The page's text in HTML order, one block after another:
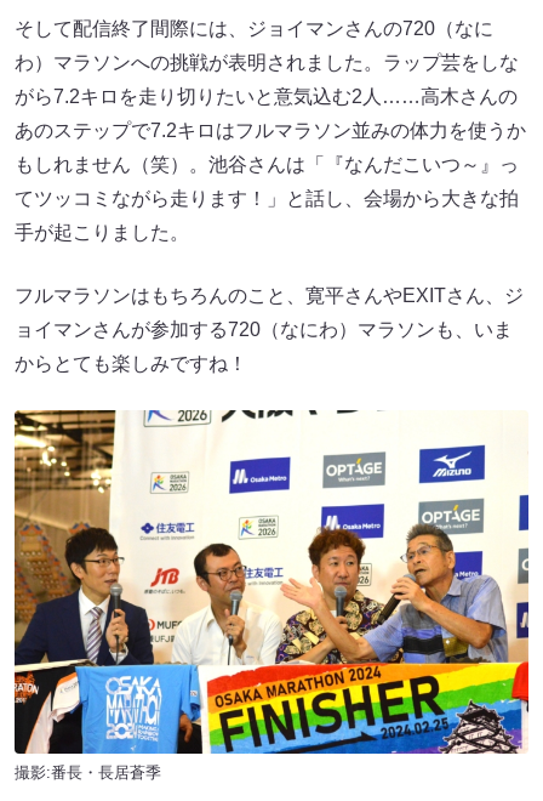
そして配信終了間際には、ジョイマンさんの720（なに
わ）マラソンへの挑戦が表明されました。ラップ芸をしな
がら7.2キロを走り切りたいと意気込む2人……高木さんの
あのステップで7.2キロはフルマラソン並みの体力を使うか
もしれません（笑）。池谷さんは「『なんだこいつ～』っ
てツッコミながら走ります！」と話し、会場から大きな拍
手が起こりました。
フルマラソンはもちろんのこと、寛平さんやEXITさん、ジ
ョイマンさんが参加する720（なにわ）マラソンも、いま
からとても楽しみですね！
撮影:番長・長居蒼季